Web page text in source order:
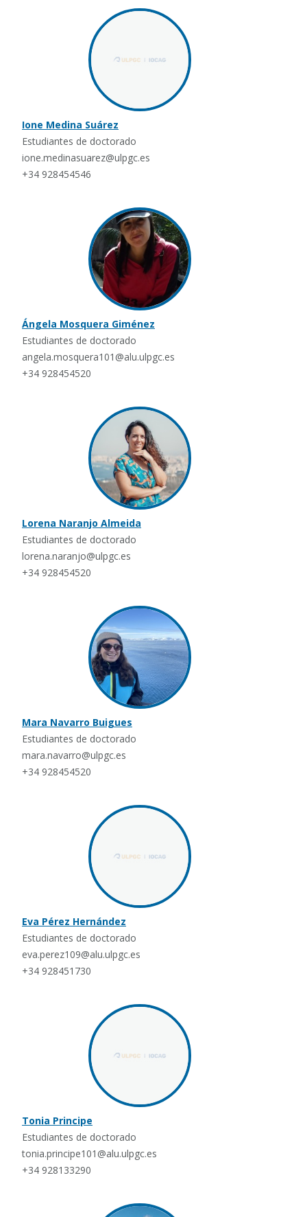
Ione Medina Suárez
Estudiantes de doctorado
ione.medinasuarez@ulpgc.es
+34 928454546
Ángela Mosquera Giménez
Estudiantes de doctorado
angela.mosquera101@alu.ulpgc.es
+34 928454520
Lorena Naranjo Almeida
Estudiantes de doctorado
lorena.naranjo@ulpgc.es
+34 928454520
Mara Navarro Buigues
Estudiantes de doctorado
mara.navarro@ulpgc.es
+34 928454520
Eva Pérez Hernández
Estudiantes de doctorado
eva.perez109@alu.ulpgc.es
+34 928451730
Tonia Principe
Estudiantes de doctorado
tonia.principe101@alu.ulpgc.es
+34 928133290